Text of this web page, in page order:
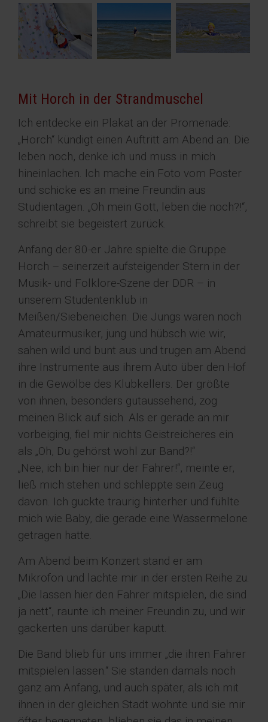
Mit Horch in der Strandmuschel
Ich entdecke ein Plakat an der Promenade:
„Horch“ kündigt einen Auftritt am Abend an. Die
leben noch, denke ich und muss in mich
hineinlachen. Ich mache ein Foto vom Poster
und schicke es an meine Freundin aus
Studientagen. „Oh mein Gott, leben die noch?!“,
schreibt sie begeistert zurück.
Anfang der 80-er Jahre spielte die Gruppe
Horch – seinerzeit aufsteigender Stern in der
Musik- und Folklore-Szene der DDR – in
unserem Studentenklub in
Meißen/Siebeneichen. Die Jungs waren noch
Amateurmusiker, jung und hübsch wie wir,
sahen wild und bunt aus und trugen am Abend
ihre Instrumente aus ihrem Auto über den Hof
in die Gewölbe des Klubkellers. Der größte
von ihnen, besonders gutaussehend, zog
meinen Blick auf sich. Als er gerade an mir
vorbeiging, fiel mir nichts Geistreicheres ein
als „Oh, Du gehörst wohl zur Band?!“
„Nee, ich bin hier nur der Fahrer!“, meinte er,
ließ mich stehen und schleppte sein Zeug
davon. Ich guckte traurig hinterher und fühlte
mich wie Baby, die gerade eine Wassermelone
getragen hatte.
Am Abend beim Konzert stand er am
Mikrofon und lachte mir in der ersten Reihe zu.
„Die lassen hier den Fahrer mitspielen, die sind
ja nett“, raunte ich meiner Freundin zu, und wir
gackerten uns darüber kaputt.
Die Band blieb für uns immer „die ihren Fahrer
mitspielen lassen.“ Sie standen damals noch
ganz am Anfang, und auch später, als ich mit
ihnen in der gleichen Stadt wohnte und sie mir